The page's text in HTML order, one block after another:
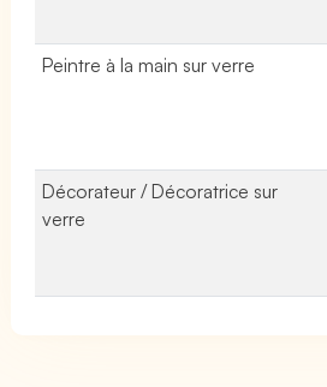
Peintre à la main sur verre
Décorateur / Décoratrice sur
verre